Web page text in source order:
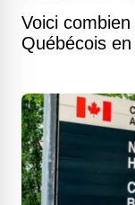
Voici
Québécois